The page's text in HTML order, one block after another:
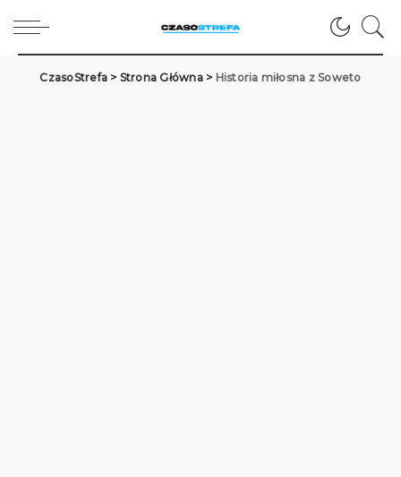
CzasoStrefa > Strona Główna> Historia miłosna z Soweto